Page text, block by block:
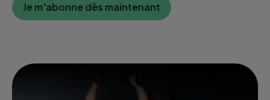
Je m'abonne dès maintenant